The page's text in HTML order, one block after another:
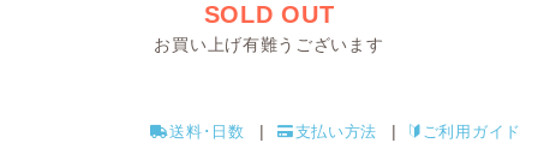
SOLD OUT
お買い上げ有難うございます
送料･日数 支払い方法 ご利用ガイド